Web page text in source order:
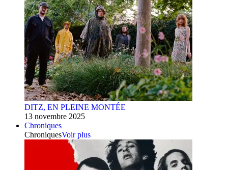
DITZ, EN PLEINE MONTÉE
13 novembre 2025
Chroniques
ChroniquesVoir plus